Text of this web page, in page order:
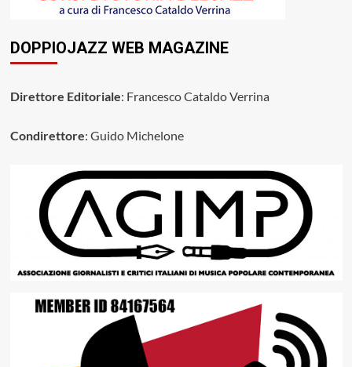
DOPPIOJAZZ WEB MAGAZINE
Direttore Editoriale: Francesco Cataldo Verrina
Condirettore: Guido Michelone